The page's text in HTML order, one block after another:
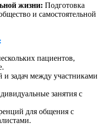
жизни: Подготовка
и самостоятельной
:
пациентов,
и задач между участниками
занятия с
для общения с